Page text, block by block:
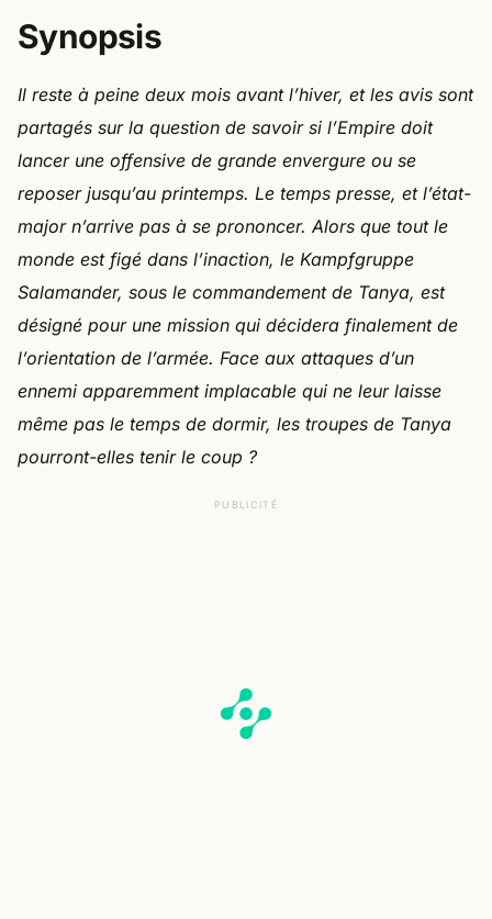
Synopsis
Il reste à peine deux mois avant l’hiver, et les avis sont
partagés sur la question de savoir si l’Empire doit
lancer une offensive de grande envergure ou se
reposer jusqu’au printemps. Le temps presse, et l’état-
major n’arrive pas à se prononcer. Alors que tout le
monde est figé dans l’inaction, le Kampfgruppe
Salamander, sous le commandement de Tanya, est
désigné pour une mission qui décidera finalement de
l’orientation de l’armée. Face aux attaques d’un
ennemi apparemment implacable qui ne leur laisse
même pas le temps de dormir, les troupes de Tanya
pourront-elles tenir le coup ?
PUBLICITÉ